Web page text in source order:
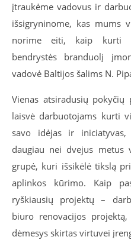
įtraukėme vadovus ir
išsigryninome, kas mums
norime eiti, kaip kurti
bendrystės branduolį
vadovė Baltijos šalims N.
Vienas atsiradusių
laisvė darbuotojams kurti
savo idėjas ir
daugiau nei dvejus metus
grupė, kuri išsikėlė tikslą
aplinkos kūrimo. Kaip
ryškiausių projektų –
biuro renovacijos
dėmesys skirtas virtuvei